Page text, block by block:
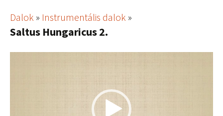
Dalok » Instrumentális dalok »
Saltus Hungaricus 2.